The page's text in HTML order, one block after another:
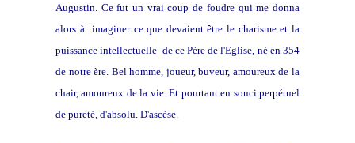
Augustin. Ce fut un vrai coup de foudre qui me donna
alors à imaginer ce que devaient être le charisme et la
puissance intellectuelle de ce Père de l'Eglise, né en 354
de notre ère. Bel homme, joueur, buveur, amoureux de la
chair, amoureux de la vie. Et pourtant en souci perpétuel
de pureté, d'absolu. D'ascèse.